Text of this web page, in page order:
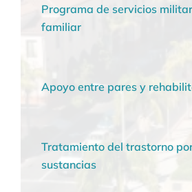
Programa de servicios
familiar
Apoyo entre pares y
Tratamiento del trastorno
sustancias